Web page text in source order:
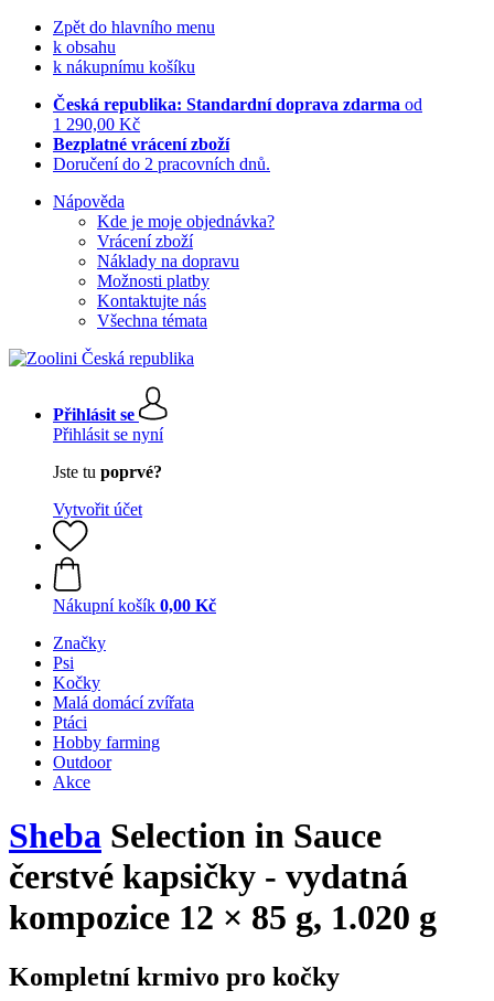
Zpět do hlavního menu
k obsahu
k nákupnímu košíku
Česká republika: Standardní doprava zdarma od
1 290,00 Kč
Bezplatné vrácení zboží
Doručení do 2 pracovních dnů.
Nápověda
Kde je moje objednávka?
Vrácení zboží
Náklady na dopravu
Možnosti platby
Kontaktujte nás
Všechna témata
Přihlásit se
Přihlásit se nyní
Jste tu poprvé?
Vytvořit účet
Nákupní košík 0,00 Kč
Značky
Psi
Kočky
Malá domácí zvířata
Ptáci
Hobby farming
Outdoor
Akce
Sheba Selection in Sauce
čerstvé kapsičky - vydatná
kompozice 12 × 85 g, 1.020 g
Kompletní krmivo pro kočky